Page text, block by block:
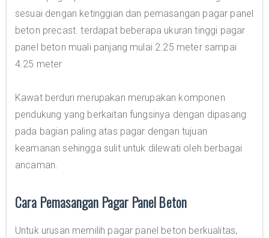
sesuai dengan ketinggian dan pemasangan pagar panel
beton precast. terdapat beberapa ukuran tinggi pagar
panel beton muali panjang mulai 2.25 meter sampai
4.25 meter
Kawat berduri merupakan merupakan komponen
pendukung yang berkaitan fungsinya dengan dipasang
pada bagian paling atas pagar dengan tujuan
keamanan sehingga sulit untuk dilewati oleh berbagai
ancaman.
Cara Pemasangan Pagar Panel Beton
Untuk urusan memilih pagar panel beton berkualitas,